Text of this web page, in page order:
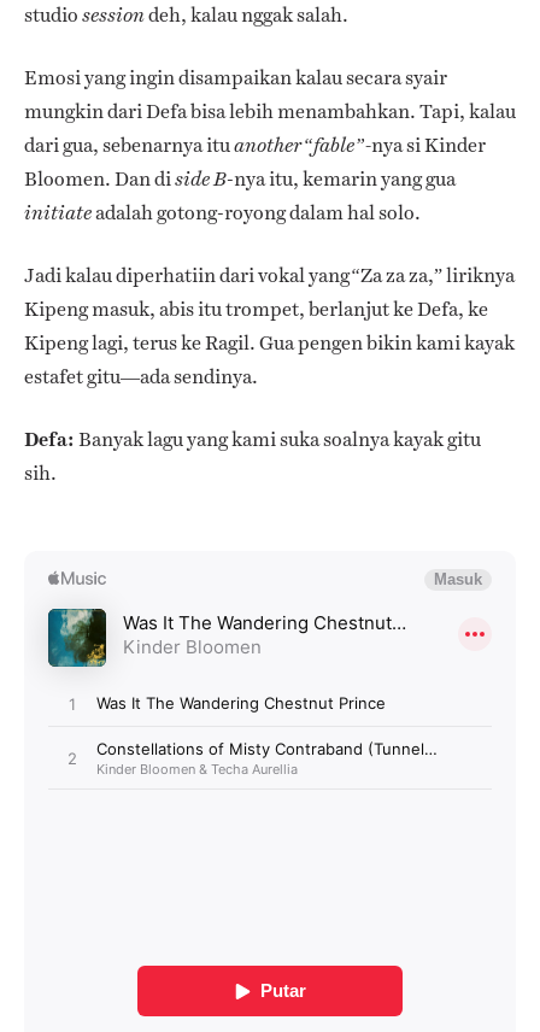
studio sessiondeh, kalau nggak salah.
Emosi yang ingin disampaikan kalau secara syair
mungkin dari Defa bisa lebih menambahkan. Tapi, kalau
dari gua, sebenarnya ituanother“fable”-nya si Kinder
Bloomen. Dan diside B-nya itu, kemarin yang gua
initiateadalah gotong-royong dalam hal solo.
Jadi kalau diperhatiin dari vokal yang“Za za za,” liriknya
Kipeng masuk, abis itu trompet, berlanjut ke Defa, ke
Kipeng lagi, terus ke Ragil. Gua pengen bikin kami kayak
estafet gitu—ada sendinya.
Defa: Banyak lagu yang kami suka soalnya kayak gitu
sih.